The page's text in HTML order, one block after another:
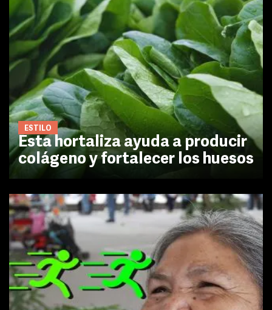
ESTILO
Esta hortaliza ayuda a producir
colágeno y fortalecer los huesos